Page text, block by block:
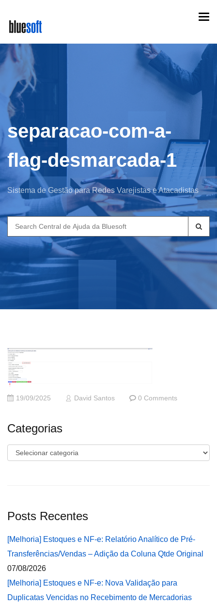
main
content
separacao-com-a-
flag-desmarcada-1
Sistema de Gestão para Redes Varejistas e Atacadistas
Search
for:
19/09/2025 David Santos 0 Comments
Categorias
Categorias
Posts Recentes
[Melhoria] Estoques e NF-e: Relatório Analítico de Pré-
Transferências/Vendas – Adição da Coluna Qtde Original
07/08/2026
[Melhoria] Estoques e NF-e: Nova Validação para
Duplicatas Vencidas no Recebimento de Mercadorias